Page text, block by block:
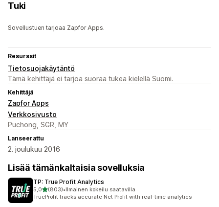
Tuki
Sovellustuen tarjoaa Zapfor Apps.
Resurssit
Tietosuojakäytäntö
Tämä kehittäjä ei tarjoa suoraa tukea kielellä Suomi.
Kehittäjä
Zapfor Apps
Verkkosivusto
Puchong, SGR, MY
Lanseerattu
2. joulukuu 2016
Lisää tämänkaltaisia sovelluksia
TP: True Profit Analytics
5,0/ 5 tähteä
(803)
803 arvostelua yhteensä
•Ilmainen kokeilu saatavilla
TrueProfit tracks accurate Net Profit with real-time analytics